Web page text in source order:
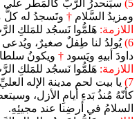
5)
سيَنحدرُ الرّبُّ كالمَطَر على
ومزيدُ السَّلام † وتَسجدُ له كلُّ
اللازمة: هَلمُّوا نَسجُد للمَلكِ
6) يُولدُ لنا طِفلٌ صغيرٌ، ويُدعى
داودَ أبيهِ ويَسود † ويكونُ
اللازمة: هَلمُّوا نَسجُد للمَلكِ
7)
يا بيت لحم مدينة الإله
كأنّهُ مُنذُ بَدءِ أيامِ الأزل،
السلامُ في أرضِنا عند مجيئِهِ.